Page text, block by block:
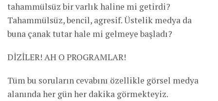
tahammülsüz bir varlık haline mi getirdi?
Tahammülsüz, bencil, agresif. Üstelik medya da
buna çanak tutar hale mi gelmeye başladı?
DİZİLER! AH O PROGRAMLAR!
Tüm bu soruların cevabını özellikle görsel medya
alanında her gün her dakika görmekteyiz.